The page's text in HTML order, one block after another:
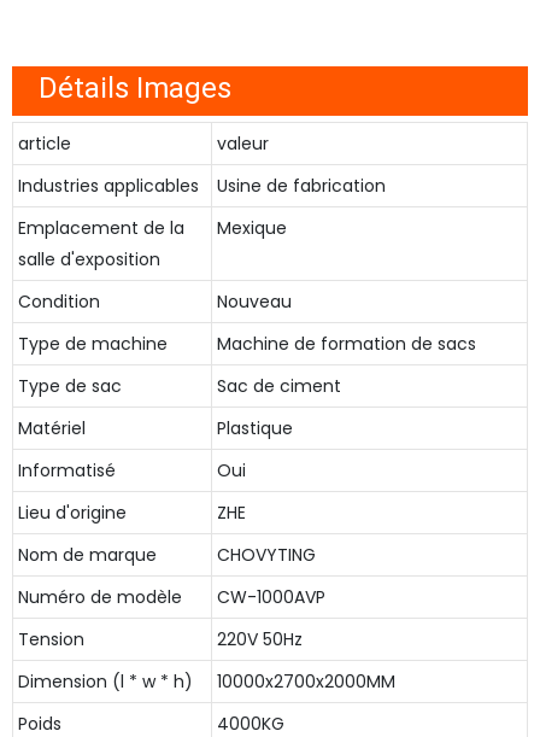
Détails Images
article
valeur
Industries applicables
Usine de fabrication
Emplacement de la
salle d'exposition
Mexique
Condition
Nouveau
Type de machine
Machine de formation de sacs
Type de sac
Sac de ciment
Matériel
Plastique
Informatisé
Oui
Lieu d'origine
ZHE
Nom de marque
CHOVYTING
Numéro de modèle
CW-1000AVP
Tension
220V 50Hz
Dimension (l * w * h)
10000x2700x2000MM
Poids
4000KG